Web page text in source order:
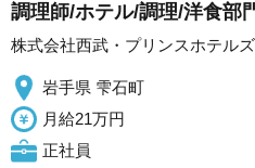
調理師/ホテル/調理/洋食部
株式会社西武・プリンスホテル
岩手県 雫石町
月給21万円
正社員